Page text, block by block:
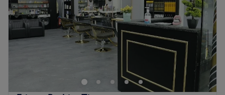
Samstag
09:30– 19:00
Sonntag
Geschlossen
Neben klassischen Barber Services bietet dir der AB
Barbershop in Berlin, Mahlsdorf auch Beauty Treatments
wie Balayage, Tönungen oder Haarverlängerungen. Auch
wenn du dir einfach nur mal wieder einen neuen
Haarschnitt gönnen möchtest, bist du hier an der